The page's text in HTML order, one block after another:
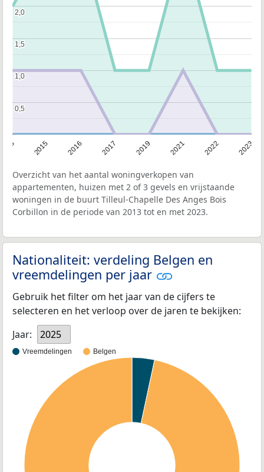
2015 2016 2017 2019 2021 2022 2023
0,5
0,5
1,0
1,0
1,5
1,5
2,0
2,0
Overzicht van het aantal woningverkopen van
appartementen, huizen met 2 of 3 gevels en vrijstaande
woningen in de buurt Tilleul-Chapelle Des Anges Bois
Corbillon in de periode van 2013 tot en met 2023.
Nationaliteit: verdeling Belgen en
vreemdelingen per jaar
Gebruik het filter om het jaar van de cijfers te
selecteren en het verloop over de jaren te bekijken:
Jaar:
2025
Vreemdelingen Belgen